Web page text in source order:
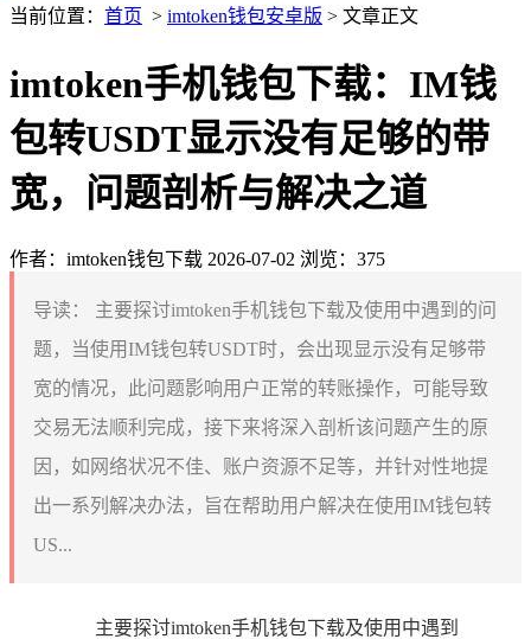
当前位置： 首页 > imtoken钱包安卓版 > 文章正文
imtoken手机钱包下载：IM钱
包转USDT显示没有足够的带
宽，问题剖析与解决之道
作者：imtoken钱包下载 2026-07-02 浏览：375
导读：
主要探讨imtoken手机钱包下载及使用中遇到的问
题，当使用IM钱包转USDT时，会出现显示没有足够带
宽的情况，此问题影响用户正常的转账操作，可能导致
交易无法顺利完成，接下来将深入剖析该问题产生的原
因，如网络状况不佳、账户资源不足等，并针对性地提
出一系列解决办法，旨在帮助用户解决在使用IM钱包转
US...
主要探讨imtoken手机钱包下载及使用中遇到